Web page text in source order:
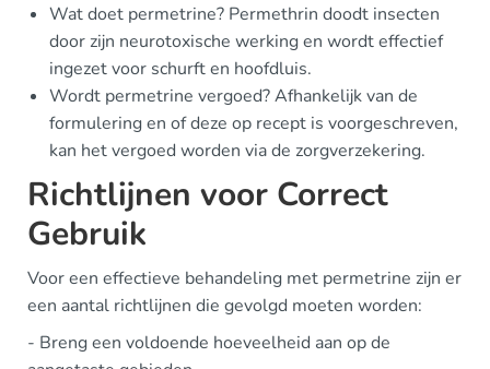
Wat doet permetrine? Permethrin doodt insecten
door zijn neurotoxische werking en wordt effectief
ingezet voor schurft en hoofdluis.
Wordt permetrine vergoed? Afhankelijk van de
formulering en of deze op recept is voorgeschreven,
kan het vergoed worden via de zorgverzekering.
Richtlijnen voor Correct
Gebruik
Voor een effectieve behandeling met permetrine zijn er
een aantal richtlijnen die gevolgd moeten worden:
- Breng een voldoende hoeveelheid aan op de